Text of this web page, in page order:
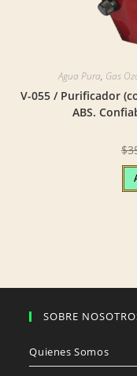
Agua Pura, Gas
V-055 / Purificador
ABS.
$
SOBRE
Quienes Somos